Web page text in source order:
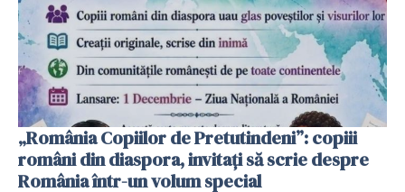
„România Copiilor de Pretutindeni”: copiii
români din diaspora, invitați să scrie despre
România într-un volum special